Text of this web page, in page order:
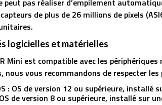
peut pas réaliser d’empilement
de plus de 26 millions de pixels
logicielles et matérielles
Mini est compatible avec les
vous recommandons de respecter
: OS de version 12 ou supérieure,
de version 8 ou supérieure, installé sur